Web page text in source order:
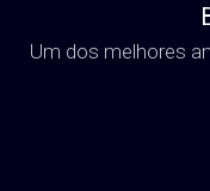
Um dos melhores